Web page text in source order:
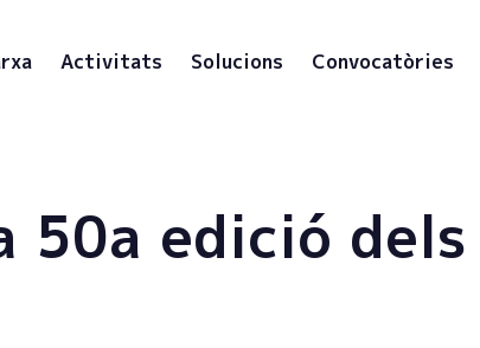
Activitats Solucions Convocatòries
50a edició dels